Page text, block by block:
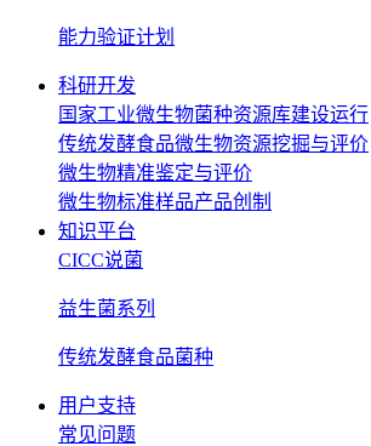
能力验证计划
科研开发
国家工业微生物菌种资源库建设运行
传统发酵食品微生物资源挖掘与评价
微生物精准鉴定与评价
微生物标准样品产品创制
知识平台
CICC说菌
益生菌系列
传统发酵食品菌种
用户支持
常见问题